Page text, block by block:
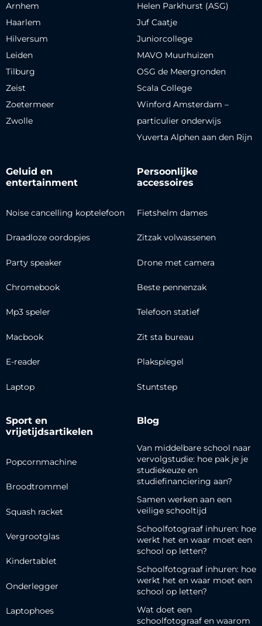
Arnhem
Haarlem
Hilversum
Leiden
Tilburg
Zeist
Zoetermeer
Zwolle
Helen Parkhurst (ASG)
Juf Caatje
Juniorcollege
MAVO Muurhuizen
OSG de Meergronden
Scala College
Winford Amsterdam –
particulier onderwijs
Yuverta Alphen aan den Rijn
Geluid en
entertainment
Noise cancelling koptelefoon
Draadloze oordopjes
Party speaker
Chromebook
Mp3 speler
Macbook
E-reader
Laptop
Persoonlijke
accessoires
Fietshelm dames
Zitzak volwassenen
Drone met camera
Beste pennenzak
Telefoon statief
Zit sta bureau
Plakspiegel
Stuntstep
Sport en
vrijetijdsartikelen
Popcornmachine
Broodtrommel
Squash racket
Vergrootglas
Kindertablet
Onderlegger
Laptophoes
Blog
Van middelbare school naar
vervolgstudie: hoe pak je je
studiekeuze en
studiefinanciering aan?
Samen werken aan een
veilige schooltijd
Schoolfotograaf inhuren: hoe
werkt het en waar moet een
school op letten?
Schoolfotograaf inhuren: hoe
werkt het en waar moet een
school op letten?
Wat doet een
schoolfotograaf en waarom